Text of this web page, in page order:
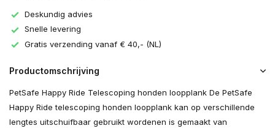
Deskundig advies
Snelle levering
Gratis verzending vanaf € 40,- (NL)
Productomschrijving
PetSafe Happy Ride Telescoping honden loopplank De PetSafe
Happy Ride telescoping honden loopplank kan op verschillende
lengtes uitschuifbaar gebruikt wordenen is gemaakt van